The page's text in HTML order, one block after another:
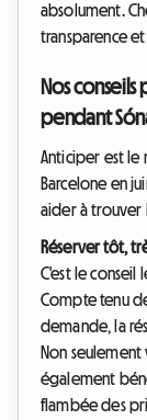
absolument.
transparence
Nos
pendant
Anticiper est le
Barcelone en
aider à
Réserver tôt,
C'est le conseil
Compte tenu
demande, la
Non
également
flambée des